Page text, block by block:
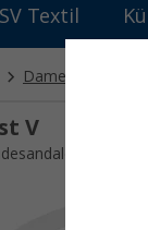
Textil
Damenschuhe
V